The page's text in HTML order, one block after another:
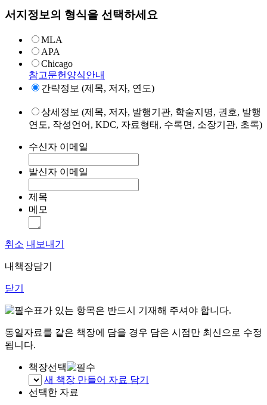
서지정보의 형식을 선택하세요
MLA
APA
Chicago
참고문헌양식안내
간략정보 (제목, 저자, 연도)
상세정보 (제목, 저자, 발행기관, 학술지명, 권호, 발행
연도, 작성언어, KDC, 자료형태, 수록면, 소장기관, 초록)
수신자 이메일
발신자 이메일
제목
메모
취소 내보내기
내책장담기
닫기
표가 있는 항목은 반드시 기재해 주셔야 합니다.
동일자료를 같은 책장에 담을 경우 담은 시점만 최신으로 수정
됩니다.
책장선택
새 책장 만들어 자료 담기
선택한 자료